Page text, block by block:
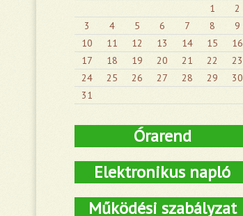
1
2
3
4 5 6 7 8
9
10
11 12 13 14 15
16
17
18 19 20 21 22
23
24
25 26 27 28 29
30
31
Órarend
Elektronikus napló
Működési szabályzat